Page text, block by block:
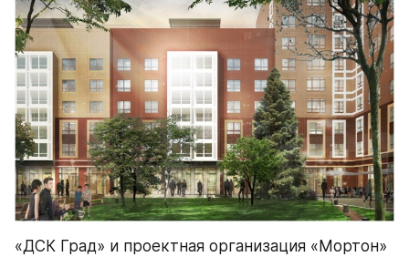
«ДСК Град» и проектная организация «Мортон»